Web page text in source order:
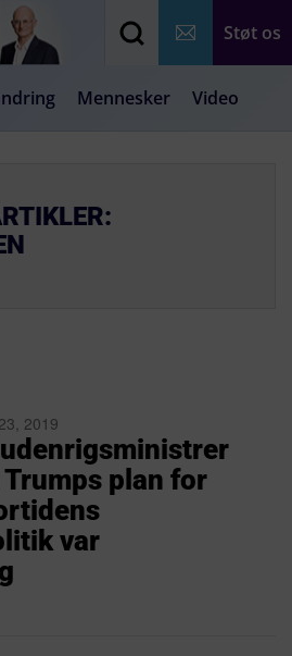
Støt os
Mennesker Video
2019
plan for
var